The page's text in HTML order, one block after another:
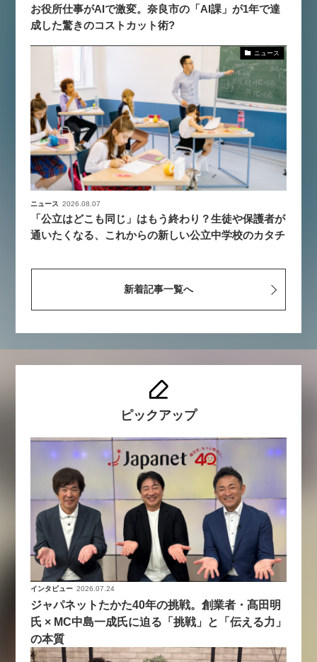
お役所仕事がAIで激変。奈良市の「AI課」が1年で達
成した驚きのコストカット術?
ニュース
ニュース 2026.08.07
「公立はどこも同じ」はもう終わり？生徒や保護者が
通いたくなる、これからの新しい公立中学校のカタチ
新着記事一覧へ
ピックアップ
インタビュー 2026.07.24
ジャパネットたかた40年の挑戦。創業者・髙田明
氏 × MC中島一成氏に迫る「挑戦」と「伝える力」
の本質